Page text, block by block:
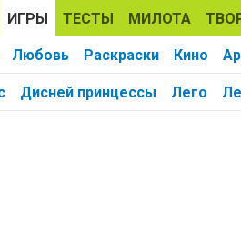
ИГРЫ ТЕСТЫ МИЛОТА
Любовь Раскраски Кино
Дисней принцессы Лего